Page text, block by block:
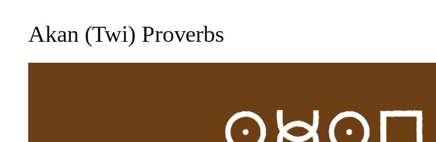
Akan (Twi) Proverbs